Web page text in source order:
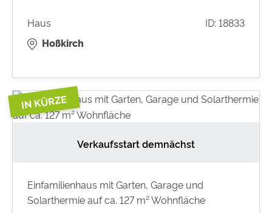
Haus
ID: 18833
Hoßkirch
Verkaufsstart demnächst
Einfamilienhaus mit Garten, Garage und
Solarthermie auf ca. 127 m² Wohnfläche